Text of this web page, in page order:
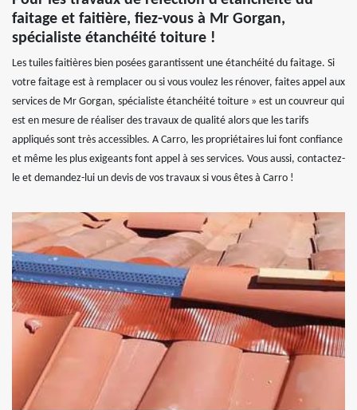
faitage et faitière, fiez-vous à Mr Gorgan,
spécialiste étanchéité toiture !
Les tuiles faitières bien posées garantissent une étanchéité du faitage. Si
votre faitage est à remplacer ou si vous voulez les rénover, faites appel aux
services de Mr Gorgan, spécialiste étanchéité toiture » est un couvreur qui
est en mesure de réaliser des travaux de qualité alors que les tarifs
appliqués sont très accessibles. A Carro, les propriétaires lui font confiance
et même les plus exigeants font appel à ses services. Vous aussi, contactez-
le et demandez-lui un devis de vos travaux si vous êtes à Carro !